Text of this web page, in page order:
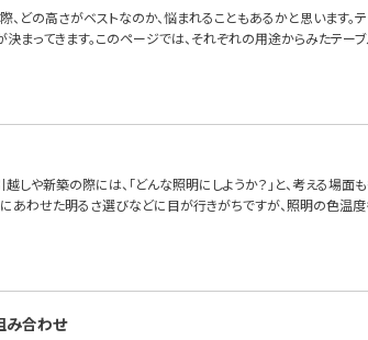
、どの高さがベストなのか、悩まれることもあるかと思います。
決まってきます。このページでは、それぞれの用途からみたテ
しや新築の際には、「どんな照明にしようか？」と、考える場面
あわせた明るさ選びなどに目が行きがちですが、照明の色温
み合わせ